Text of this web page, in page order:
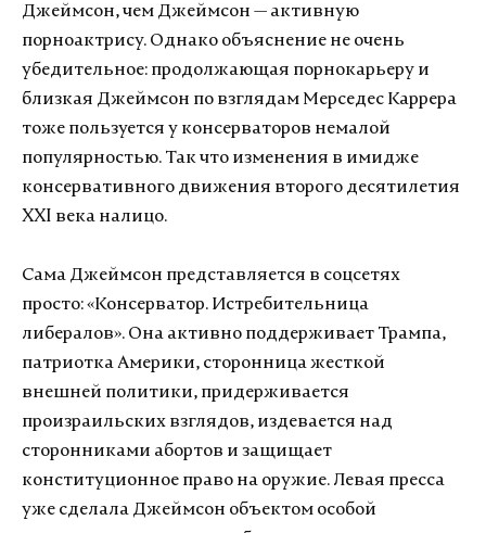
Джеймсон, чем Джеймсон — активную
порноактрису. Однако объяснение не очень
убедительное: продолжающая порнокарьеру и
близкая Джеймсон по взглядам Мерседес Каррера
тоже пользуется у консерваторов немалой
популярностью. Так что изменения в имидже
консервативного движения второго десятилетия
XXI века налицо.
Сама Джеймсон представляется в соцсетях
просто: «Консерватор. Истребительница
либералов». Она активно поддерживает Трампа,
патриотка Америки, сторонница жесткой
внешней политики, придерживается
произраильских взглядов, издевается над
сторонниками абортов и защищает
конституционное право на оружие. Левая пресса
уже сделала Джеймсон объектом особой